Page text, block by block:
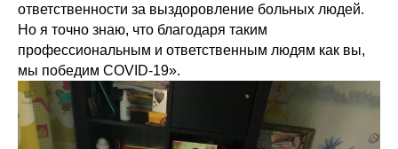
ответственности за выздоровление больных людей.
Но я точно знаю, что благодаря таким
профессиональным и ответственным людям как вы,
мы победим COVID-19».